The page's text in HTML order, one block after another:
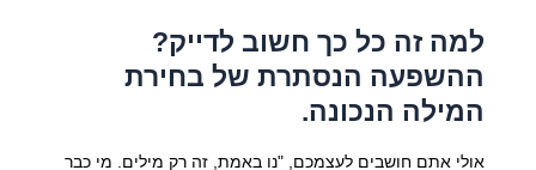
למה זה כל כך חשוב לדייק?
ההשפעה הנסתרת של בחירת
המילה הנכונה.
אולי אתם חושבים לעצמכם, "נו באמת, זה רק מילים. מי כבר